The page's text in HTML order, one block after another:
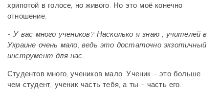
хрипотой в голосе, но живого. Но это моё конечно
отношение.
-У вас много учеников? Насколько я знаю , учителей в
Украине очень мало, ведь это достаточно экзотичный
инструмент для нас.
Студентов много, учеников мало. Ученик - это больше
чем студент, ученик часть тебя, а ты - часть его.